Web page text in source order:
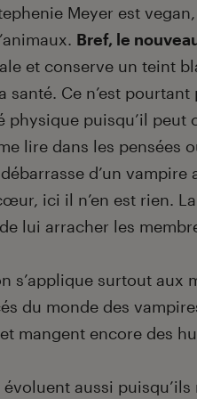
Meyer est
Bref, le
et conserve un teint
Ce n’est pourtant
physique puisqu’il peut
lire dans les pensées
d’un vampire
ici il n’en est rien.
lui arracher les
s’applique surtout aux
du monde des
mangent encore des
aussi puisqu’ils